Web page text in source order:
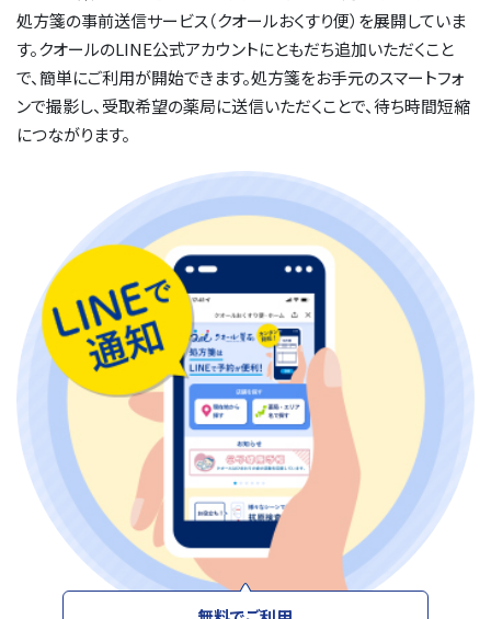
処方箋の事前送信サービス（クオールおくすり便）を展開していま
す。クオールのLINE公式アカウントにともだち追加いただくこと
で、簡単にご利用が開始できます。処方箋をお手元のスマートフォ
ンで撮影し、受取希望の薬局に送信いただくことで、待ち時間短縮
につながります。